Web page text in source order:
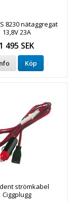
8230 nätaggregat
13,8V 23A
1 495 SEK
Köp
strömkabel
Ciggplugg